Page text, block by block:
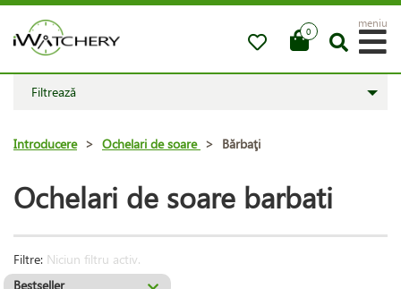
0
meniu
Filtrează
Introducere > Ochelari de soare > Bărbaţi
Ochelari de soare barbati
Filtre: Niciun filtru activ.